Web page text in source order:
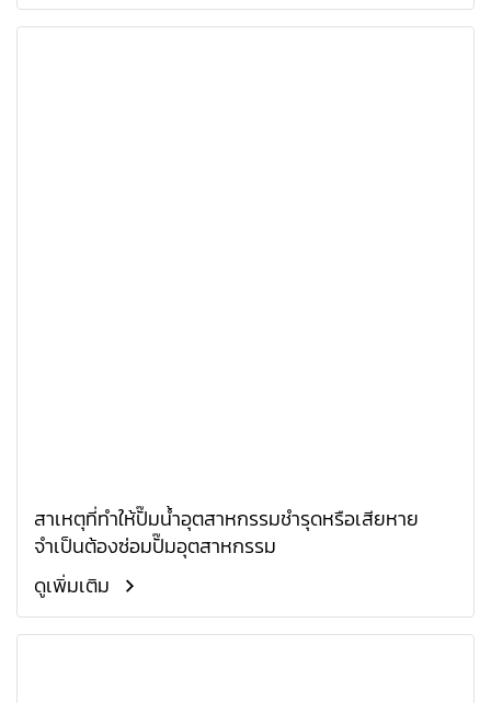
สาเหตุที่ทำให้ปั๊มน้ำอุตสาหกรรมชำรุดหรือเสียหาย
จำเป็นต้องซ่อมปั๊มอุตสาหกรรม
ดูเพิ่มเติม